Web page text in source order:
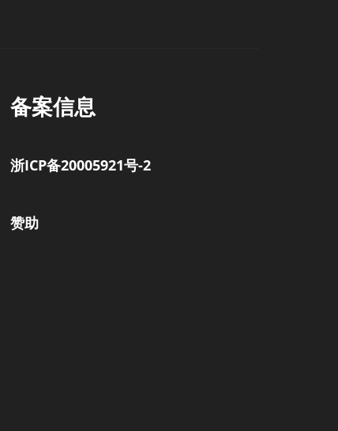
备案信息
浙ICP备20005921号-2
赞助